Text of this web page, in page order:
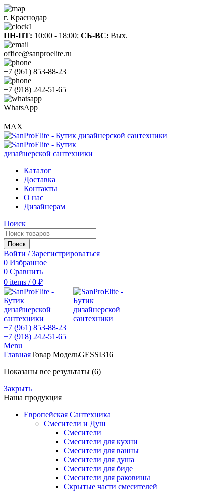
г. Краснодар
ПН-ПТ: 10:00 - 18:00; СБ-ВС: Вых.
office@sanproelite.ru
+7 (961) 853-88-23
+7 (918) 242-51-65
WhatsApp
MAX
Каталог
Доставка
Контакты
О нас
Дизайнерам
Поиск
Поиск
Войти / Зарегистрироваться
0 Избранное
0 Сравнить
0 items / 0 ₽
+7 (961) 853-88-23
+7 (918) 242-51-65
Menu
ГлавнаяТовар МодельGESSI316
Показаны все результаты (6)
Закрыть
Наша продукция
Европейская Сантехника
Смесители и Душ
Смесители
Смесители для кухни
Смесители для ванны
Смесители для душа
Смесители для биде
Смесители для раковины
Скрытые части смесителей